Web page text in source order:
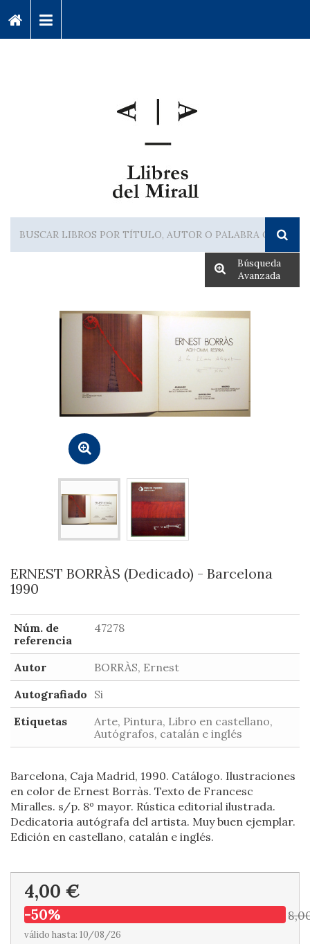
Búsqueda
Avanzada
ERNEST BORRÀS (Dedicado) - Barcelona
1990
Núm. de
referencia
47278
Autor
BORRÀS, Ernest
Autografiado Si
Etiquetas
Arte, Pintura, Libro en castellano,
Autógrafos, catalán e inglés
Barcelona, Caja Madrid, 1990. Catálogo. Ilustraciones
en color de Ernest Borràs. Texto de Francesc
Miralles. s/p. 8º mayor. Rústica editorial ilustrada.
Dedicatoria autógrafa del artista. Muy buen ejemplar.
Edición en castellano, catalán e inglés.
4,00 €
-50%
válido hasta: 10/08/26